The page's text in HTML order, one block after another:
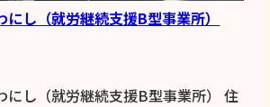
し（就労継続支援B型事業所）
にし（就労継続支援B型事業所） 住